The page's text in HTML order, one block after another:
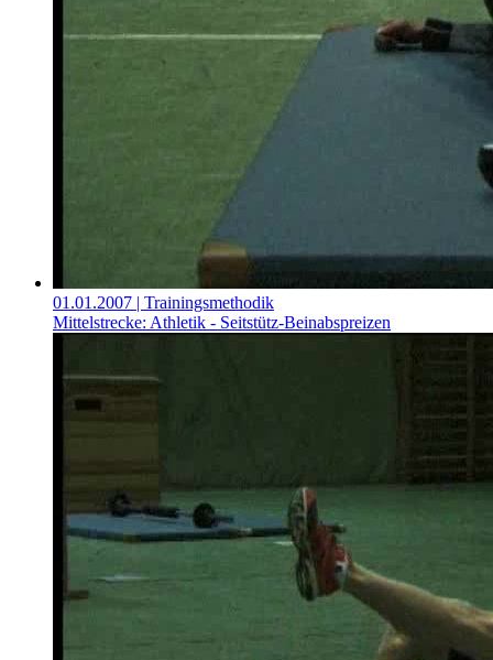
01.01.2007 | Trainingsmethodik
Mittelstrecke: Athletik - Seitstütz-Beinabspreizen